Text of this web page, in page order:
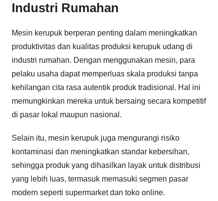
Industri Rumahan
Mesin kerupuk berperan penting dalam meningkatkan
produktivitas dan kualitas produksi kerupuk udang di
industri rumahan. Dengan menggunakan mesin, para
pelaku usaha dapat memperluas skala produksi tanpa
kehilangan cita rasa autentik produk tradisional. Hal ini
memungkinkan mereka untuk bersaing secara kompetitif
di pasar lokal maupun nasional.
Selain itu, mesin kerupuk juga mengurangi risiko
kontaminasi dan meningkatkan standar kebersihan,
sehingga produk yang dihasilkan layak untuk distribusi
yang lebih luas, termasuk memasuki segmen pasar
modern seperti supermarket dan toko online.